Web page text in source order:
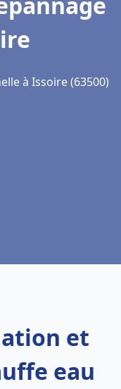
à Issoire (63500)
et
eau